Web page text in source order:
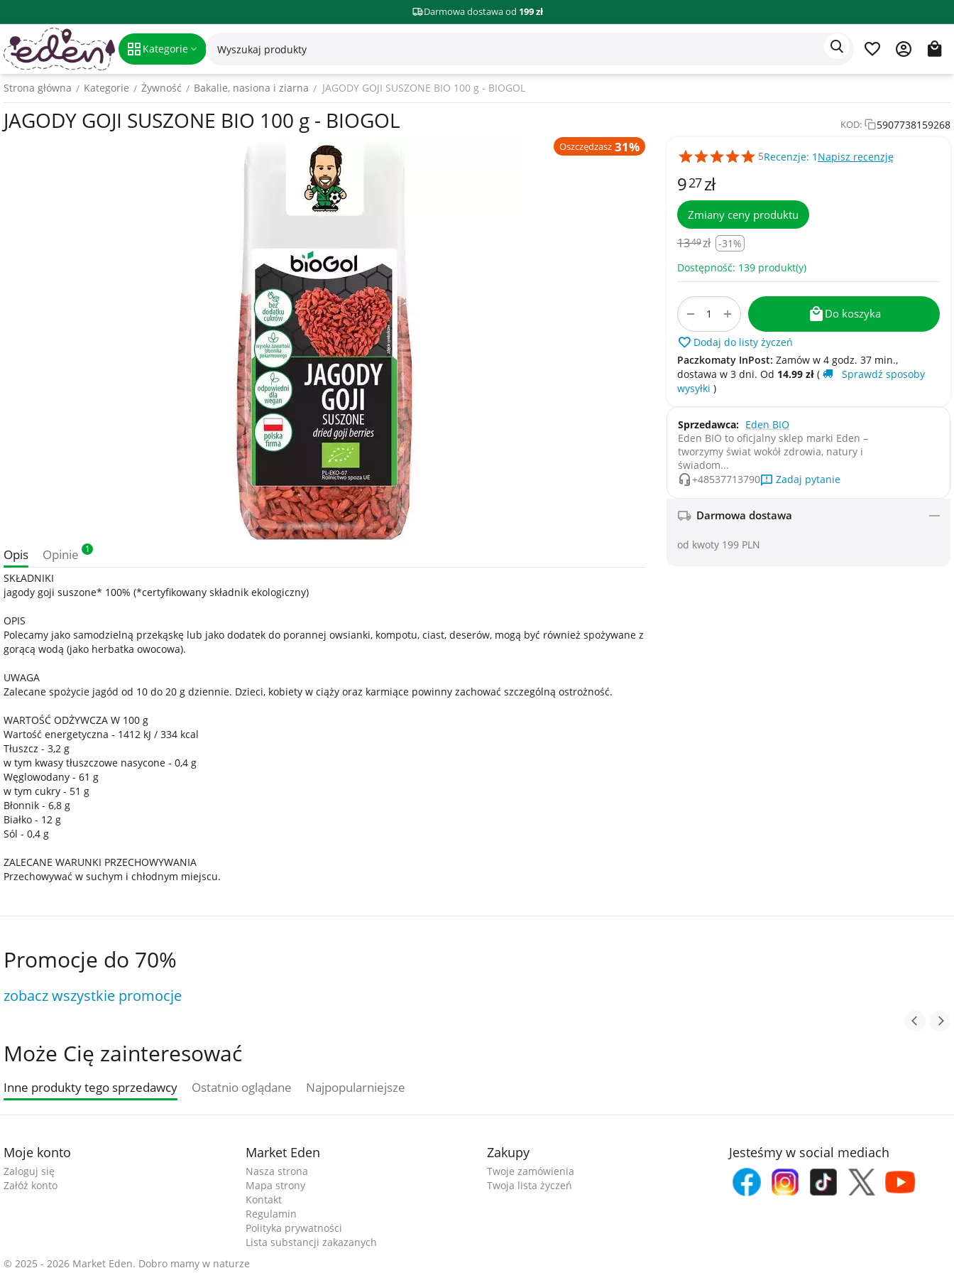
Darmowa dostawa od 199 zł
Kategorie
Strona główna / Kategorie / Żywność / Bakalie, nasiona i ziarna / JAGODY GOJI SUSZONE BIO 100 g - BIOGOL
JAGODY GOJI SUSZONE BIO 100 g - BIOGOL KOD: 5907738159268
5Recenzje: 1 Napisz recenzję
927zł
Zmiany ceny produktu
1349zł -31%
Dostępność: 139 produkt(y)
+
− Do koszyka
Dodaj do listy życzeń
Paczkomaty InPost: Zamów w 4 godz. 37 min.,
dostawa w​​ 3 dni. Od 14.99 zł (
Sprawdź sposoby
wysyłki )
Sprzedawca: Eden BIO
Eden BIO to oficjalny sklep marki Eden –
tworzymy świat wokół zdrowia, natury i
świadom...
+48537713790
Zadaj pytanie
Darmowa dostawa
od kwoty 199 PLN
Opis Opinie 1
SKŁADNIKI
jagody goji suszone* 100% (*certyfikowany składnik ekologiczny)
OPIS
Polecamy jako samodzielną przekąskę lub jako dodatek do porannej owsianki, kompotu, ciast, deserów, mogą być również spożywane z
gorącą wodą (jako herbatka owocowa).
UWAGA
Zalecane spożycie jagód od 10 do 20 g dziennie. Dzieci, kobiety w ciąży oraz karmiące powinny zachować szczególną ostrożność.
WARTOŚĆ ODŻYWCZA W 100 g
Wartość energetyczna - 1412 kJ / 334 kcal
Tłuszcz - 3,2 g
w tym kwasy tłuszczowe nasycone - 0,4 g
Węglowodany - 61 g
w tym cukry - 51 g
Błonnik - 6,8 g
Białko - 12 g
Sól - 0,4 g
ZALECANE WARUNKI PRZECHOWYWANIA
Przechowywać w suchym i chłodnym miejscu.
Promocje do 70%
zobacz wszystkie promocje
Może Cię zainteresować
Inne produkty tego sprzedawcy Ostatnio oglądane Najpopularniejsze
Moje konto
Zaloguj się
Załóż konto
Market Eden
Nasza strona
Mapa strony
Kontakt
Regulamin
Polityka prywatności
Lista substancji zakazanych
Zakupy
Twoje zamówienia
Twoja lista życzeń
Jesteśmy w social mediach
© 2025 - 2026 Market Eden. Dobro mamy w naturze